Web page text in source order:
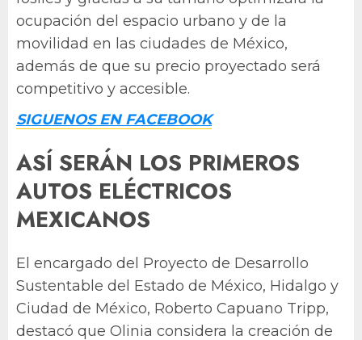
ocupación del espacio urbano y de la
movilidad en las ciudades de México,
además de que su precio proyectado será
competitivo y accesible.
SIGUENOS EN FACEBOOK
ASÍ SERÁN LOS PRIMEROS
AUTOS ELÉCTRICOS
MEXICANOS
El encargado del Proyecto de Desarrollo
Sustentable del Estado de México, Hidalgo y
Ciudad de México, Roberto Capuano Tripp,
destacó que Olinia considera la creación de